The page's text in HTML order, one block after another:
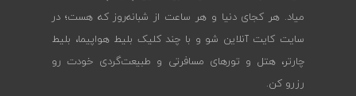
میاد. هر کجای دنیا و هر ساعت از شبانه‌روز که هست؛ در
سایت کایت آنلاین شو و با چند کلیک بلیط هواپیما، بلیط
چارتر، هتل و تورهای مسافرتی و طبیعت‌گردی خودت رو
رزرو کن.